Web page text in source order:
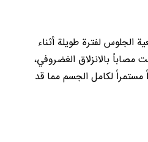
الجلوس لفترة طويلة أثناء
مصاباً بالانزلاق الغضروفي،
مستمراً لكامل الجسم مما قد